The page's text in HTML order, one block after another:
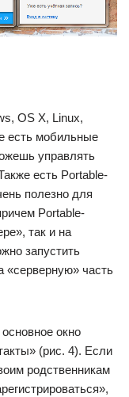
OS X, Linux,
есть мобильные
управлять
есть Portable-
полезно для
Portable-
так и на
запустить
«серверную» часть
окно
(рис. 4). Если
родственникам